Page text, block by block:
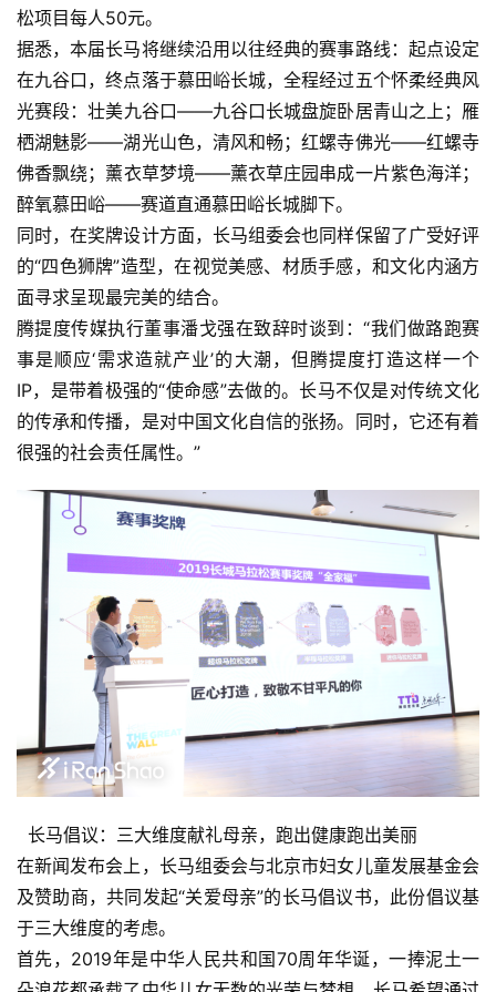
比
赛
观
察
装
用
户
精
选
运
动
集
松项目每人50元。
据悉，本届长马将继续沿用以往经典的赛事路线：起点设定
在九谷口，终点落于慕田峪长城，全程经过五个怀柔经典风
光赛段：壮美九谷口——九谷口长城盘旋卧居青山之上；雁
栖湖魅影——湖光山色，清风和畅；红螺寺佛光——红螺寺
佛香飘绕；薰衣草梦境——薰衣草庄园串成一片紫色海洋；
醉氧慕田峪——赛道直通慕田峪长城脚下。
同时，在奖牌设计方面，长马组委会也同样保留了广受好评
的“四色狮牌”造型，在视觉美感、材质手感，和文化内涵方
面寻求呈现最完美的结合。
腾提度传媒执行董事潘戈强在致辞时谈到：“我们做路跑赛
事是顺应‘需求造就产业’的大潮，但腾提度打造这样一个
IP，是带着极强的“使命感”去做的。长马不仅是对传统文化
的传承和传播，是对中国文化自信的张扬。同时，它还有着
很强的社会责任属性。”
长马倡议：三大维度献礼母亲，跑出健康跑出美丽
在新闻发布会上，长马组委会与北京市妇女儿童发展基金会
及赞助商，共同发起“关爱母亲”的长马倡议书，此份倡议基
于三大维度的考虑。
首先，2019年是中华人民共和国70周年华诞，一捧泥土一